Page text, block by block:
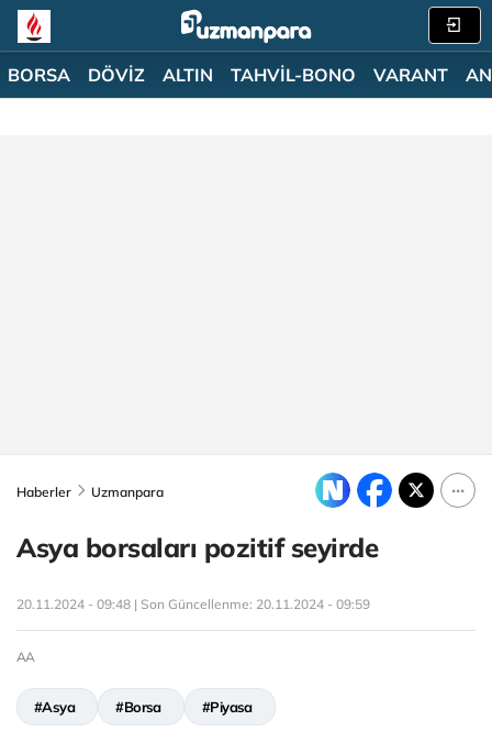
BORSA DÖVİZ ALTIN TAHVİL-BONO VARANT
Haberler Uzmanpara
Asya borsaları pozitif seyirde
20.11.2024 - 09:48 | Son Güncellenme: 20.11.2024 - 09:59
AA
#Asya #Borsa #Piyasa